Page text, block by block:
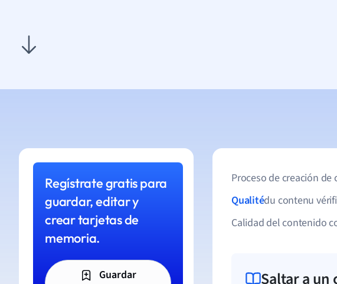
Regístrate gratis para
guardar, editar y
crear tarjetas de
memoria.
Guardar
Proceso de creación
Qualitédu contenu
Calidad del contenido
Saltar a